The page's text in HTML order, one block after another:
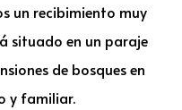
un recibimiento muy
situado en un paraje
de bosques en
y familiar.